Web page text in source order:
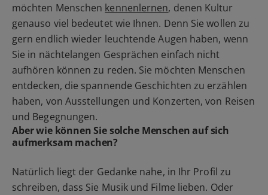
möchten Menschen kennenlernen, denen Kultur
genauso viel bedeutet wie Ihnen. Denn Sie wollen zu
gern endlich wieder leuchtende Augen haben, wenn
Sie in nächtelangen Gesprächen einfach nicht
aufhören können zu reden. Sie möchten Menschen
entdecken, die spannende Geschichten zu erzählen
haben, von Ausstellungen und Konzerten, von Reisen
und Begegnungen.
Aber wie können Sie solche Menschen auf sich
aufmerksam machen?
Natürlich liegt der Gedanke nahe, in Ihr Profil zu
schreiben, dass Sie Musik und Filme lieben. Oder